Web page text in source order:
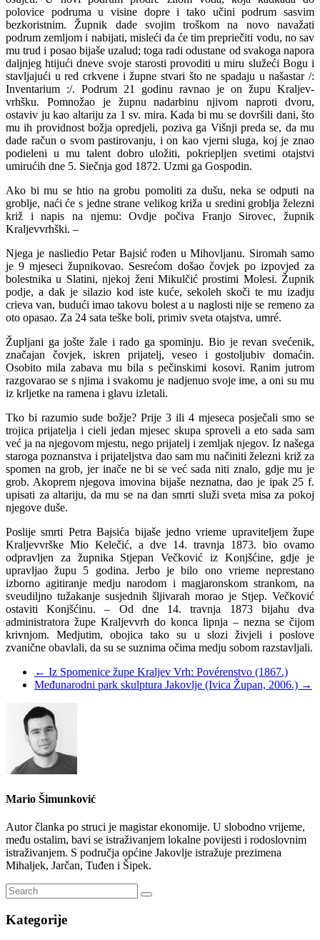
polovice podruma u visine dopre i tako učini podrum sasvim
bezkoristnim. Župnik dade svojim troškom na novo navažati
podrum zemljom i nabijati, misleći da će tim prepriečiti vodu, no sav
mu trud i posao bijaše uzalud; toga radi odustane od svakoga napora
daljnjeg htijući dneve svoje starosti provoditi u miru služeći Bogu i
stavljajući u red crkvene i župne stvari što ne spadaju u našastar /:
Inventarium :/. Podrum 21 godinu ravnao je on župu Kraljev-
vrhšku. Pomnožao je župnu nadarbinu njivom naproti dvoru,
ostaviv ju kao altariju za 1 sv. mira. Kada bi mu se dovršili dani, što
mu ih providnost božja opredjeli, poziva ga Višnji preda se, da mu
dade račun o svom pastirovanju, i on kao vjerni sluga, koj je znao
podieleni u mu talent dobro uložiti, pokriepljen svetimi otajstvi
umirućih dne 5. Siečnja god 1872. Uzmi ga Gospodin.
Ako bi mu se htio na grobu pomoliti za dušu, neka se odputi na
groblje, naći će s jedne strane velikog križa u sredini groblja železni
križ i napis na njemu: Ovdje počiva Franjo Sirovec, župnik
Kraljevvrhški. –
Njega je nasliedio Petar Bajsić rođen u Mihovljanu. Siromah samo
je 9 mjeseci župnikovao. Sesrećom došao čovjek po izpovjed za
bolestnika u Slatini, njekoj ženi Mikulčić prostimi Molesi. Župnik
podje, a dak je silazio kod iste kuće, sekoleh skoči te mu izadju
crieva van, budući imao takovu bolest a u naglosti nije se remeno za
oto opasao. Za 24 sata teške boli, primiv sveta otajstva, umré.
Župljani ga jošte žale i rado ga spominju. Bio je revan svećenik,
značajan čovjek, iskren prijatelj, veseo i gostoljubiv domaćin.
Osobito mila zabava mu bila s pečinskimi kosovi. Ranim jutrom
razgovarao se s njima i svakomu je nadjenuo svoje ime, a oni su mu
iz krljetke na ramena i glavu izletali.
Tko bi razumio sude božje? Prije 3 ili 4 mjeseca posječali smo se
trojica prijatelja i cieli jedan mjesec skupa sproveli a eto sada sam
već ja na njegovom mjestu, nego prijatelj i zemljak njegov. Iz našega
staroga poznanstva i prijateljstva dao sam mu načiniti železni križ za
spomen na grob, jer inače ne bi se već sada niti znalo, gdje mu je
grob. Akoprem njegova imovina bijaše neznatna, dao je ipak 25 f.
upisati za altariju, da mu se na dan smrti služi sveta misa za pokoj
njegove duše.
Poslije smrti Petra Bajsića bijaše jedno vrieme upraviteljem župe
Kraljevvrške Mio Kelečić, a dve 14. travnja 1873. bio ovamo
odpravljen za župnika Stjepan Večković iz Konjšćine, gdje je
upravljao župu 5 godina. Jerbo je bilo ono vrieme neprestano
izborno agitiranje medju narodom i magjaronskom strankom, na
sveudiljno tužakanje susjednih šljivarah morao je Stjep. Večković
ostaviti Konjšćinu. – Od dne 14. travnja 1873 bijahu dva
administratora župe Kraljevvrh do konca lipnja – nezna se čijom
krivnjom. Medjutim, obojica tako su u slozi živjeli i poslove
zvanične obavlali, da su se suznima očima medju sobom razstavljali.
← Iz Spomenice župe Kraljev Vrh: Povérenstvo (1867.)
Međunarodni park skulptura Jakovlje (Ivica Župan, 2006.) →
Mario Šimunković
Autor članka po struci je magistar ekonomije. U slobodno vrijeme,
među ostalim, bavi se istraživanjem lokalne povijesti i rodoslovnim
istraživanjem. S područja općine Jakovlje istražuje prezimena
Mihaljek, Jarčan, Tuđen i Šipek.
Kategorije